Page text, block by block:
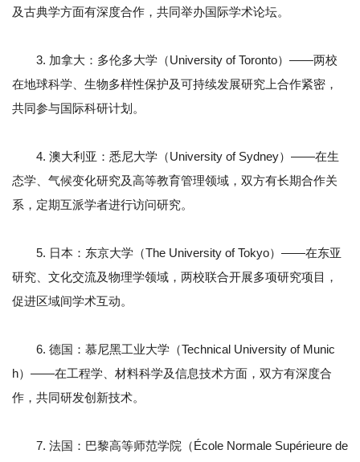
及古典学方面有深度合作，共同举办国际学术论坛。
3. 加拿大：多伦多大学（University of Toronto）——两校
在地球科学、生物多样性保护及可持续发展研究上合作紧密，
共同参与国际科研计划。
4. 澳大利亚：悉尼大学（University of Sydney）——在生
态学、气候变化研究及高等教育管理领域，双方有长期合作关
系，定期互派学者进行访问研究。
5. 日本：东京大学（The University of Tokyo）——在东亚
研究、文化交流及物理学领域，两校联合开展多项研究项目，
促进区域间学术互动。
6. 德国：慕尼黑工业大学（Technical University of Munic
h）——在工程学、材料科学及信息技术方面，双方有深度合
作，共同研发创新技术。
7. 法国：巴黎高等师范学院（École Normale Supérieure de